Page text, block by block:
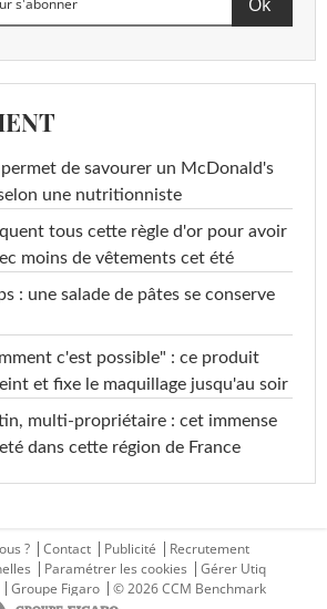
de savourer un McDonald's
une nutritionniste
tous cette règle d'or pour avoir
moins de vêtements cet été
: une salade de pâtes se conserve
c'est possible" : ce produit
et fixe le maquillage jusqu'au soir
multi-propriétaire : cet immense
dans cette région de France
? Contact Publicité
Recrutement
Paramétrer les cookies
Gérer Utiq
Groupe Figaro © 2026 CCM Benchmark